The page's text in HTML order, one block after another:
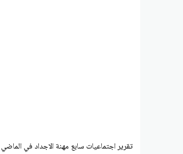
تقرير اجتماعيات سابع مهنة الاجداد في الماضي